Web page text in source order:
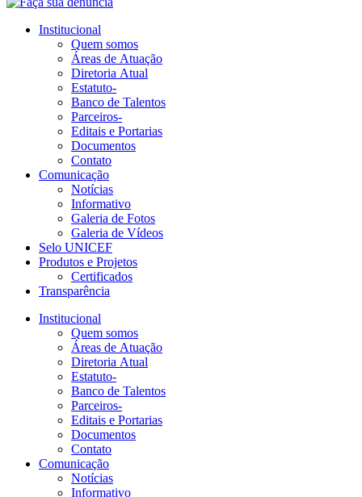
Institucional
Quem somos
Áreas de Atuação
Diretoria Atual
Estatuto-
Banco de Talentos
Parceiros-
Editais e Portarias
Documentos
Contato
Comunicação
Notícias
Informativo
Galeria de Fotos
Galeria de Vídeos
Selo UNICEF
Produtos e Projetos
Certificados
Transparência
Institucional
Quem somos
Áreas de Atuação
Diretoria Atual
Estatuto-
Banco de Talentos
Parceiros-
Editais e Portarias
Documentos
Contato
Comunicação
Notícias
Informativo